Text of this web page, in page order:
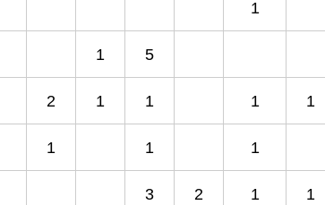
1
1 5
2 1 1 1 1
1 1 1
3 2 1 1